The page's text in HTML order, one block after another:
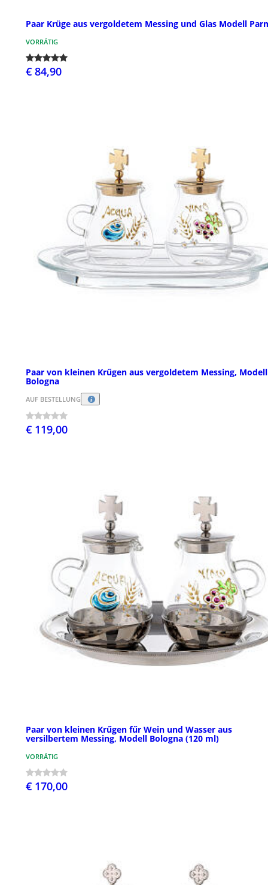
Paar Krüge aus vergoldetem Messing und Glas Modell
VORRÄTIG
€ 84,90
Paar von kleinen Krűgen aus vergoldetem Messing, Modell
Bologna
AUF BESTELLUNG
€ 119,00
Paar von kleinen Krűgen fűr Wein und Wasser aus
versilbertem Messing, Modell Bologna (120 ml)
VORRÄTIG
€ 170,00